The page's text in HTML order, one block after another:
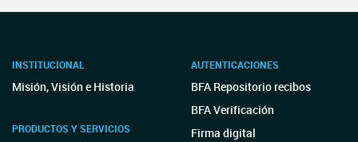
INSTITUCIONAL
Misión, Visión e Historia
PRODUCTOS Y SERVICIOS
AUTENTICACIONES
BFA Repositorio recibos
BFA Verificación
Firma digital